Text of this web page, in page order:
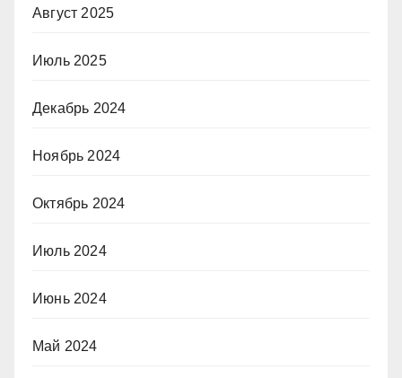
Август 2025
Июль 2025
Декабрь 2024
Ноябрь 2024
Октябрь 2024
Июль 2024
Июнь 2024
Май 2024